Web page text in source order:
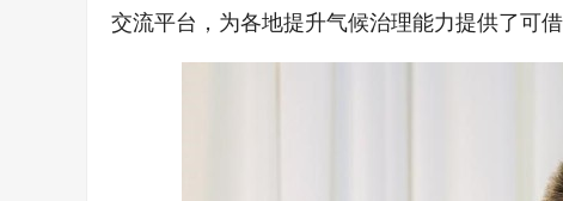
交流平台，为各地提升气候治理能力提供了可